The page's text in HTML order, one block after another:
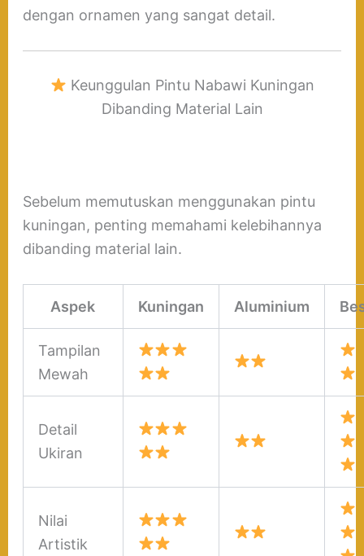
dengan ornamen yang sangat detail.
Keunggulan Pintu Nabawi Kuningan
Dibanding Material Lain
Sebelum memutuskan menggunakan pintu
kuningan, penting memahami kelebihannya
dibanding material lain.
Aspek Kuningan Aluminium
Tampilan
Mewah
Detail
Ukiran
Nilai
Artistik